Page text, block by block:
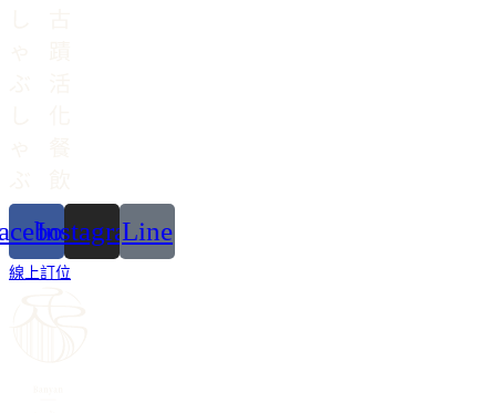
InstagramLine
線上訂位